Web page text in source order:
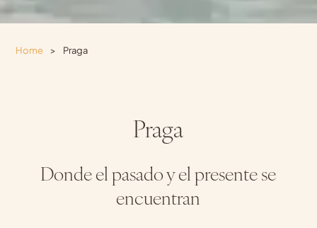
Home > Praga
Praga
Donde el pasado y el presente se
encuentran